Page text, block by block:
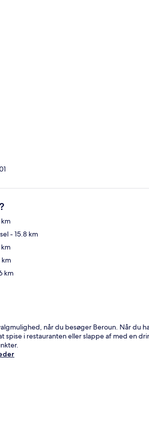
km
- 15.8 km
km
km
når du besøger Beroun. Når du
i restauranten eller slappe af med en